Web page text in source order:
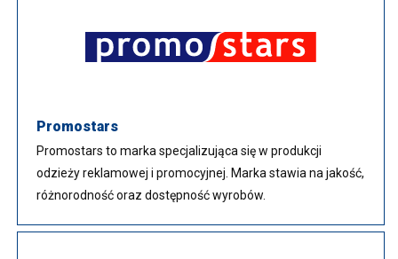
Promostars
Promostars to marka specjalizująca się w produkcji
odzieży reklamowej i promocyjnej. Marka stawia na jakość,
różnorodność oraz dostępność wyrobów.